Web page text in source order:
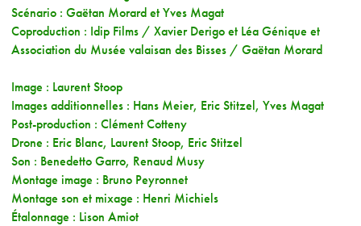
Scénario : Gaëtan Morard et Yves Magat
Coproduction : Idip Films / Xavier Derigo et Léa Génique et
Association du Musée valaisan des Bisses / Gaëtan Morard
Image : Laurent Stoop
Images additionnelles : Hans Meier, Eric Stitzel, Yves Magat
Post-production : Clément Cotteny
Drone : Eric Blanc, Laurent Stoop, Eric Stitzel
Son : Benedetto Garro, Renaud Musy
Montage image : Bruno Peyronnet
Montage son et mixage : Henri Michiels
Étalonnage : Lison Amiot